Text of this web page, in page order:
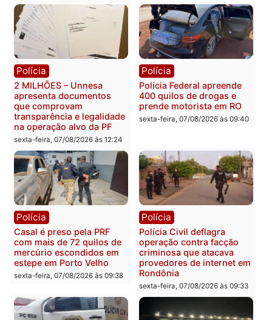
Política
Marcos Rogério apresenta
Plano de Governo com
228 projetos, metas
públicas e
acompanhamento de
resultados
sexta-feira, 07/08/2026 às 18:49
Política
Eleições 2026: Pastor
Evanildo pode ser o
primeiro pastor de
sexta-feira, 07/08/2026 às
Polícia
2 MILHÕES – Unnesa
apresenta documentos
transparência e legalidade
na operação alvo da PF
Polícia
Polícia Federal apreende
400 quilos de drogas e
prende motorista em RO
sexta-feira, 07/08/2026 às